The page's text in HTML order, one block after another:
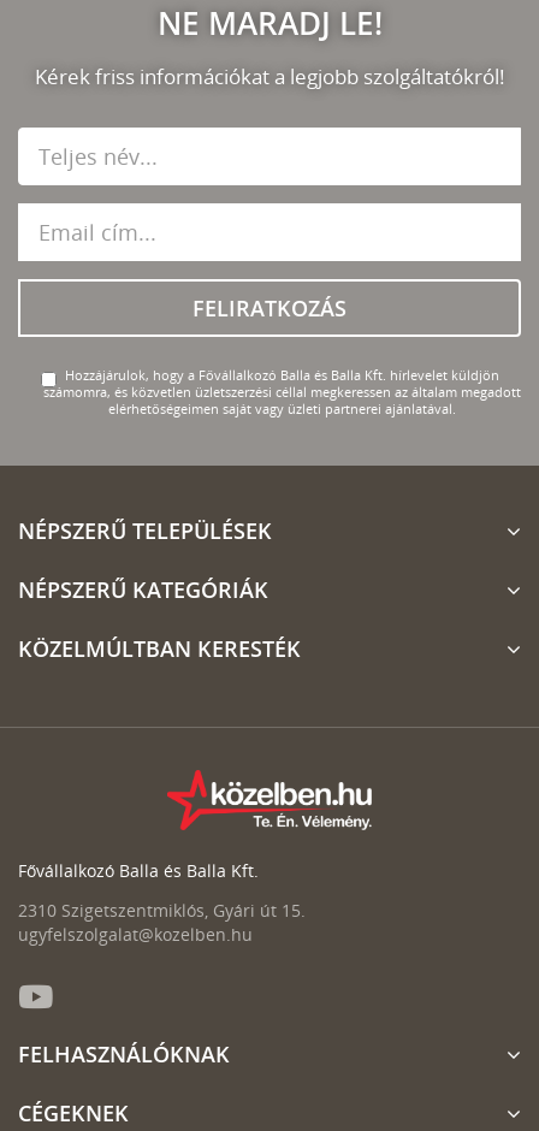
NE MARADJ LE!
Kérek friss információkat a legjobb szolgáltatókról!
FELIRATKOZÁS
Hozzájárulok, hogy a Fővállalkozó Balla és Balla Kft. hírlevelet küldjön
számomra, és közvetlen üzletszerzési céllal megkeressen az általam megadott
elérhetőségeimen saját vagy üzleti partnerei ajánlatával.
NÉPSZERŰ TELEPÜLÉSEK
NÉPSZERŰ KATEGÓRIÁK
KÖZELMÚLTBAN KERESTÉK
Fővállalkozó Balla és Balla Kft.
2310 Szigetszentmiklós, Gyári út 15.
ugyfelszolgalat@kozelben.hu
FELHASZNÁLÓKNAK
CÉGEKNEK